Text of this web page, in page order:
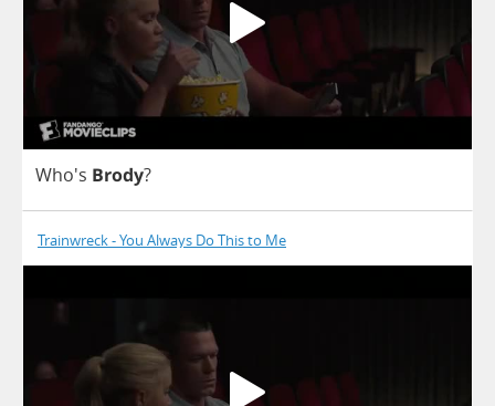
Who's Brody?
Trainwreck - You Always Do This to Me